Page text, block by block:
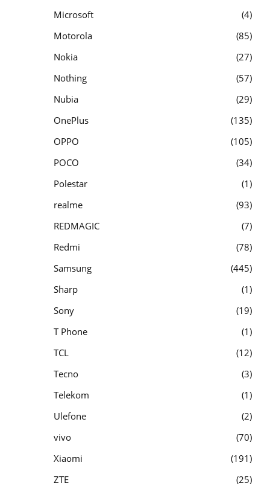
Microsoft
4
Motorola
85
Nokia
27
Nothing
57
Nubia
29
OnePlus
135
OPPO
105
POCO
34
Polestar
1
realme
93
REDMAGIC
7
Redmi
78
Samsung
445
Sharp
1
Sony
19
T Phone
1
TCL
12
Tecno
3
Telekom
1
Ulefone
2
vivo
70
Xiaomi
191
ZTE
25